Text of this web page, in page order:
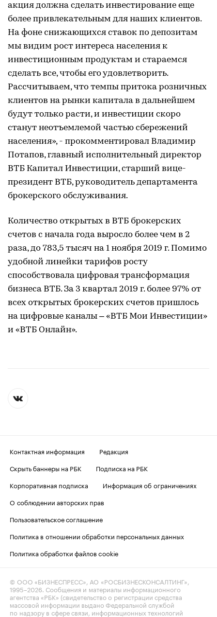
акция должна сделать инвестирование еще
более привлекательным для наших клиентов.
На фоне снижающихся ставок по депозитам
мы видим рост интереса населения к
инвестиционным продуктам и стараемся
сделать все, чтобы его удовлетворить.
Рассчитываем, что темпы притока розничных
клиентов на рынки капитала в дальнейшем
будут только расти, и инвестиции скоро
станут неотъемлемой частью сбережений
населения», - прокомментировал Владимир
Потапов, главный исполнительный директор
ВТБ Капитал Инвестиции, старший вице-
президент ВТБ, руководитель департамента
брокерского обслуживания.
Количество открытых в ВТБ брокерских
счетов с начала года выросло более чем в 2
раза, до 783,5 тысяч на 1 ноября 2019 г. Помимо
удобной линейки тарифов росту
способствовала цифровая трансформация
бизнеса ВТБ. За 3 квартал 2019 г. более 97% от
всех открытых брокерских счетов пришлось
на цифровые каналы – «ВТБ Мои Инвестиции»
и «ВТБ Онлайн».
Контактная информация
Редакция
Скрыть баннеры на РБК
Подписка на РБК
Корпоративная подписка
Информация об ограничениях
О соблюдении авторских прав
Пользовательское соглашение
Политика в отношении обработки персональных данных
Политика обработки файлов cookie
© ООО «БИЗНЕСПРЕСС», АО «РОСБИЗНЕСКОНСАЛТИНГ»,
1995–2026. Сообщения и материалы информационного
агентства «РБК» (свидетельство о регистрации средства
массовой информации выдано Федеральной службой
по надзору в сфере связи, информационных технологий